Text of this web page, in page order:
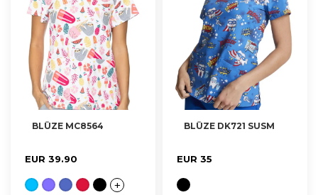
BLŪZE MC8564
EUR 39.90
BLŪZE DK721 SUSM
EUR 35